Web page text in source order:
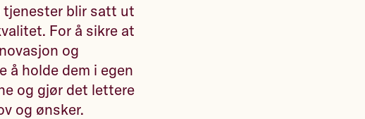
tjenester blir satt ut
For å sikre at
og
å holde dem i egen
og gjør det lettere
og ønsker.